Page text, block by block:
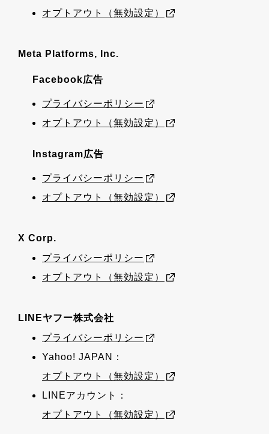
オプトアウト（無効設定）
Meta Platforms, Inc.
Facebook広告
プライバシーポリシー
オプトアウト（無効設定）
Instagram広告
プライバシーポリシー
オプトアウト（無効設定）
X Corp.
プライバシーポリシー
オプトアウト（無効設定）
LINEヤフー株式会社
プライバシーポリシー
Yahoo! JAPAN：
オプトアウト（無効設定）
LINEアカウント：
オプトアウト（無効設定）